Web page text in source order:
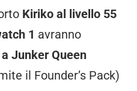
Kiriko al livello 55
1 avranno
Junker Queen
il Founder’s Pack)